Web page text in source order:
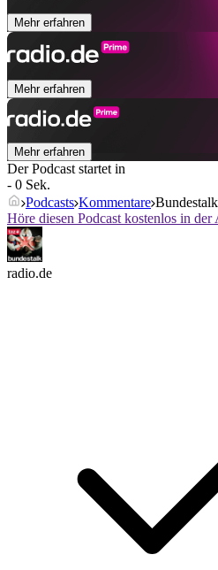
Mehr erfahren
Mehr erfahren
Mehr erfahren
Der Podcast startet in
- 0 Sek.
Podcasts Kommentare
Höre diesen Podcast kostenlos in der
radio.de